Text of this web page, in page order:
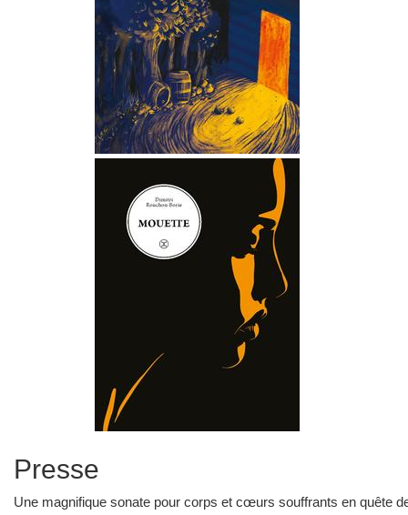
Presse
Une magnifique sonate pour corps et cœurs souffrants en quête